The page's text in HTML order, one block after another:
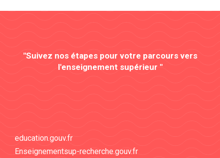
"Suivez nos étapes pour votre parcours vers
l'enseignement supérieur "
education.gouv.fr
Enseignementsup-recherche.gouv.fr